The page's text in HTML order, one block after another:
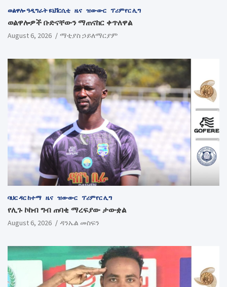
ወልዋሎ ዓዲግራት ዩኒቨርሲቲ ዜና ዝውውር ፕሪምየር ሊግ
ወልዋሎዎች ቡድናቸውን ማጠናከር ቀጥለዋል
August 6, 2026 ማቲያስ ኃይለማርያም
ባህር ዳር ከተማ ዜና ዝውውር ፕሪምየር ሊግ
የሊጉ ኮከብ ግብ ጠባቂ ማረፍያው ታውቋል
August 6, 2026 ዳንኤል መስፍን